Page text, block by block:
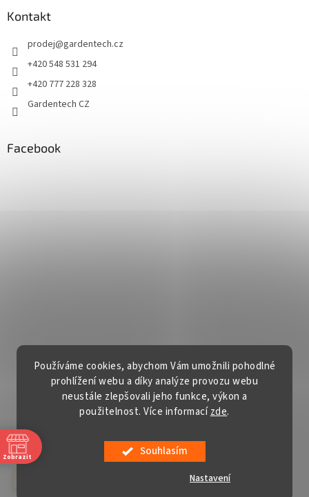
Používáme cookies, abychom Vám umožnili pohodlné
prohlížení webu a díky analýze provozu webu
neustále zlepšovali jeho funkce, výkon a
použitelnost. Více informacízde.
Souhlasím
Nastavení
Kontakt
prodej@gardentech.cz
+420 548 531 294
+420 777 228 328
Gardentech CZ
Facebook
Vytvořil Shoptet
Copyright 2026 Gardentech s.r.o.. Všechna práva vyhrazena.
Zobrazit